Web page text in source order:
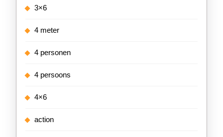
3×6
4 meter
4 personen
4 persoons
4×6
action